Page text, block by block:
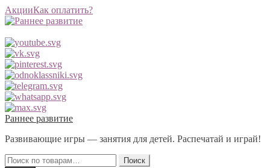
АкцииКак оплатить?
Перейти
навигации
Перейти
содержимому
Раннее развитие
Развивающие игры — занятия для детей. Распечатай и играй!
Искать:
Поиск